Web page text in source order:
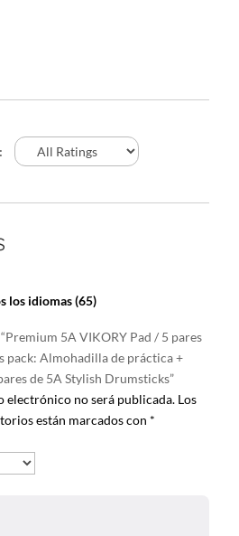
los idiomas (65)
5A VIKORY Pad / 5 pares
pack: Almohadilla de práctica +
de 5A Stylish Drumsticks”
electrónico no será publicada. Los
están marcados con *